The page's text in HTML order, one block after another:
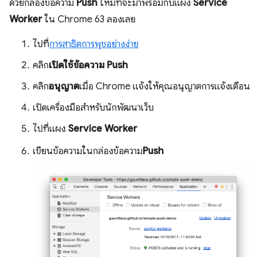
ด้วยกล่องข้อความ Push ใหม่ที่จะมาพร้อมกับแผง Service
Worker ใน Chrome 63 ลองเลย
ไปที่การสาธิตการพุชอย่างง่าย
คลิกเปิดใช้ข้อความ Push
คลิกอนุญาตเมื่อ Chrome แจ้งให้คุณอนุญาตการแจ้งเตือน
เปิดเครื่องมือสำหรับนักพัฒนาเว็บ
ไปที่แผง Service Worker
เขียนข้อความในกล่องข้อความPush